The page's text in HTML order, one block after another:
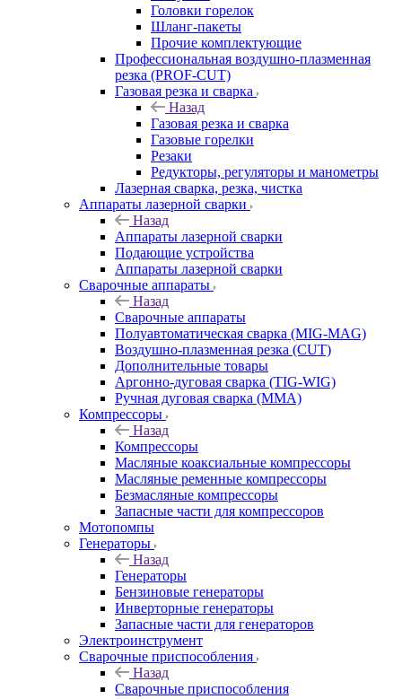
Головки горелок
Шланг-пакеты
Прочие комплектующие
Профессиональная воздушно-плазменная
резка (PROF-CUT)
Газовая резка и сварка
Назад
Газовая резка и сварка
Газовые горелки
Резаки
Редукторы, регуляторы и манометры
Лазерная сварка, резка, чистка
Аппараты лазерной сварки
Назад
Аппараты лазерной сварки
Подающие устройства
Аппараты лазерной сварки
Сварочные аппараты
Назад
Сварочные аппараты
Полуавтоматическая сварка (MIG-MAG)
Воздушно-плазменная резка (CUT)
Дополнительные товары
Аргонно-дуговая сварка (TIG-WIG)
Ручная дуговая сварка (MMA)
Компрессоры
Назад
Компрессоры
Масляные коаксиальные компрессоры
Масляные ременные компрессоры
Безмасляные компрессоры
Запасные части для компрессоров
Мотопомпы
Генераторы
Назад
Генераторы
Бензиновые генераторы
Инверторные генераторы
Запасные части для генераторов
Электроинструмент
Сварочные приспособления
Назад
Сварочные приспособления